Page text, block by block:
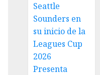
Seattle
Sounders en
su inicio de la
Leagues Cup
2026
Presenta